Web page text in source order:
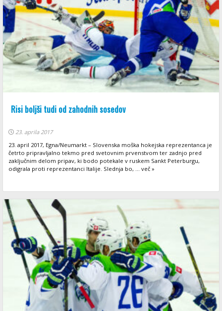
Risi boljši tudi od zahodnih sosedov
23. aprila 2017
23. april 2017, Egna/Neumarkt – Slovenska moška hokejska reprezentanca je
četrto pripravljalno tekmo pred svetovnim prvenstvom ter zadnjo pred
zaključnim delom pripav, ki bodo potekale v ruskem Sankt Peterburgu,
odigrala proti reprezentanci Italije. Slednja bo, ... več »